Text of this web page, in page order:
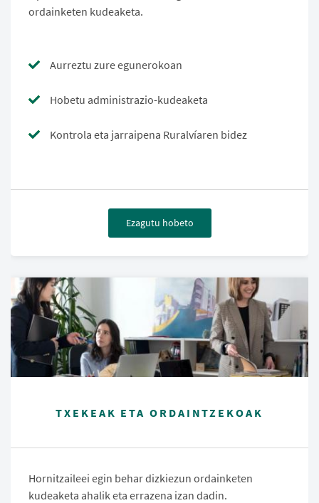
ordainketen kudeaketa.
Aurreztu zure egunerokoan
Hobetu administrazio-kudeaketa
Kontrola eta jarraipena Ruralvíaren bidez
Ezagutu hobeto
TXEKEAK ETA ORDAINTZEKOAK
Hornitzaileei egin behar dizkiezun ordainketen
kudeaketa ahalik eta errazena izan dadin.